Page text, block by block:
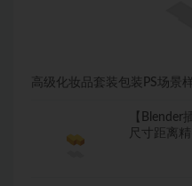
高级化妆品套装包装PS场景样
【Blender
尺寸距离